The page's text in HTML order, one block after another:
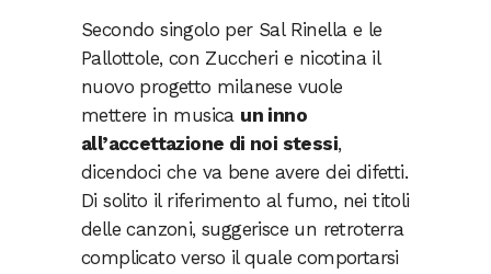
Secondo singolo per Sal Rinella e le
Pallottole, con Zuccheri e nicotina il
nuovo progetto milanese vuole
mettere in musica un inno
all’accettazione di noi stessi,
dicendoci che va bene avere dei difetti.
Di solito il riferimento al fumo, nei titoli
delle canzoni, suggerisce un retroterra
complicato verso il quale comportarsi